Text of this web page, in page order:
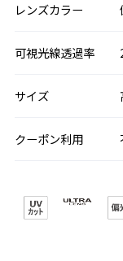
レンズカラー
可視光線透過率
サイズ
クーポン利用